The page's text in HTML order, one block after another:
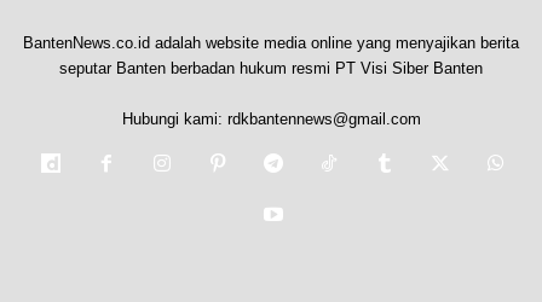
BantenNews.co.id adalah website media online yang menyajikan berita
seputar Banten berbadan hukum resmi PT Visi Siber Banten
Hubungi kami: rdkbantennews@gmail.com